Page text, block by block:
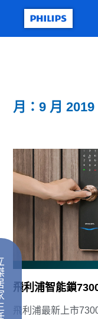
月：9 月 2019
飛利浦智能鎖
飛利浦最新上市